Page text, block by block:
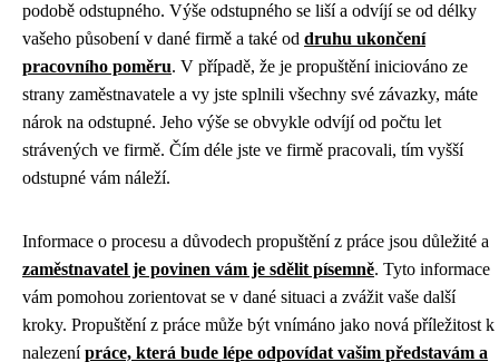
podobě odstupného. Výše odstupného se liší a odvíjí se od délky
vašeho působení v dané firmě a také od druhu ukončení
pracovního poměru. V případě, že je propuštění iniciováno ze
strany zaměstnavatele a vy jste splnili všechny své závazky, máte
nárok na odstupné. Jeho výše se obvykle odvíjí od počtu let
strávených ve firmě. Čím déle jste ve firmě pracovali, tím vyšší
odstupné vám náleží.
Informace o procesu a důvodech propuštění z práce jsou důležité a
zaměstnavatel je povinen vám je sdělit písemně. Tyto informace
vám pomohou zorientovat se v dané situaci a zvážit vaše další
kroky. Propuštění z práce může být vnímáno jako nová příležitost k
nalezenípráce, která bude lépe odpovídat vašim představám a